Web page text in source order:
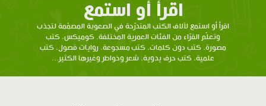
اقرأ أو استمع
اقرأ أو استمع لآلاف الكتب المتدرّحة في الصعوبة المصمّمة لتجذب
وتعلّم القرّاء من الفئات العمرية المختلفة. كوميكس، كتب
مصورة، كتب دون كلمات، كتب مسجوعة، روايات فصول، كتب
علمية، كتب حرف يدوية، شعر وخواطر وغيرها الكثير...